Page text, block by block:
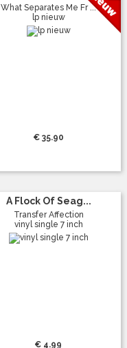
What Separates Me Fr ...
lp nieuw
€ 35.90
A Flock Of Seag...
Transfer Affection
vinyl single 7 inch
€ 4.99